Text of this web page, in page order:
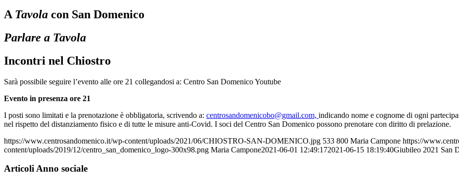
A Tavola con San Domenico
Parlare a Tavola
Incontri nel Chiostro
Sarà possibile seguire l’evento alle ore 21 collegandosi a: Centro San Domenico Youtube
Evento in presenza ore 21
I posti sono limitati e la prenotazione è obbligatoria, scrivendo a: centrosandomenicobo@gmail.com, indicando nome e cognome di ogni
nel rispetto del distanziamento fisico e di tutte le misure anti-Covid. I soci del Centro San Domenico possono prenotare con diritto di prelazione.
https://www.centrosandomenico.it/wp-content/uploads/2021/06/CHIOSTRO-SAN-DOMENICO.jpg 533 800 Maria Campone https://
content/uploads/2019/12/centro_san_domenico_logo-300x98.png Maria Campone2021-06-01 12:49:172021-06-15 18:19:40Giubileo 2021 San
Articoli Anno sociale